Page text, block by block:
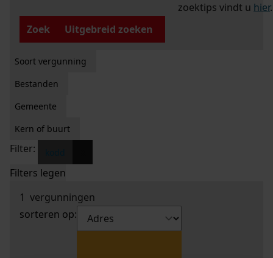
zoektips vindt u hier.
Zoek
Uitgebreid zoeken
Soort vergunning
Bestanden
Gemeente
Kern of buurt
Filter:
Filters legen
1 vergunningen
sorteren op: